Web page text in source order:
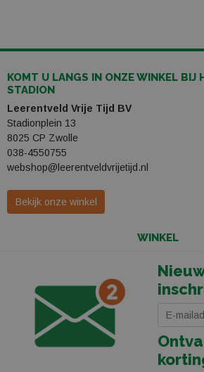
KOMT U LANGS IN ONZE WINKEL BIJ
STADION
Leerentveld Vrije Tijd BV
Stadionplein 13
8025 CP Zwolle
038-4550755
webshop@leerentveldvrijetijd.nl
Bekijk onze winkel
WINKEL
KLANTENSERVICE
VOLG ONS